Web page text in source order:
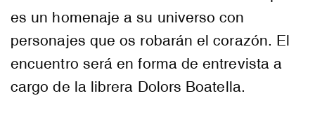
es un homenaje a su universo con
personajes que os robarán el corazón. El
encuentro será en forma de entrevista a
cargo de la librera Dolors Boatella.